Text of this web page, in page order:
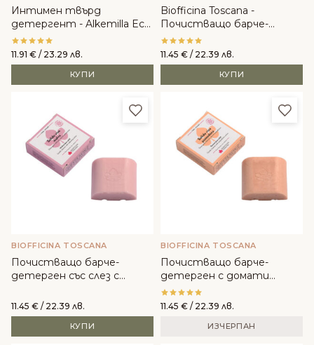
Интимен твърд
детергент - Alkemilla Eco
Bio Cosmetics
11.91 € / 23.29 лв.
КУПИ
Biofficina Toscana -
Почистващо барче-
детерген с ябълка и
мента с пречистващо
действие
11.45 € / 22.39 лв.
КУПИ
Добави в любими
BIOFFICINA TOSCANA
Почистващо барче-
детерген със слез с
Biofficina Toscana
11.45 € / 22.39 лв.
КУПИ
BIOFFICINA TOSCANA
Почистващо барче-
детерген с домати
против замърсяване-
Biofficina Toscana
11.45 € / 22.39 лв.
ИЗЧЕРПАН